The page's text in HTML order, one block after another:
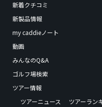
新着クチコミ
新製品情報
my caddieノート
動画
みんなのQ&A
ゴルフ場検索
ツアー情報
ツアーニュース
ツアーラン